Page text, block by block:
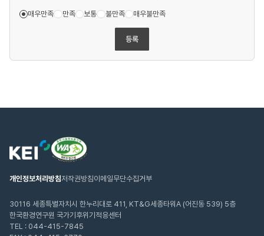
매우만족 만족 보통 불만족 매우불만족
등록
국
환
연
웹
접
근
증
개인정보처리방침저작권방침이메일무단수집거부
30116 세종특별자치시 한누리대로 411, KT&G세종타워A (어진동 539) 5층
한국환경연구원 국가기후위기적응센터
TEL : 044-415-7845